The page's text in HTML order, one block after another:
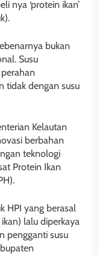
nya ‘protein ikan’
bukan
Susu
tidak dengan susu
Kelautan
berbahan
teknologi
Protein Ikan
HPI yang berasal
lalu diperkaya
pengganti susu